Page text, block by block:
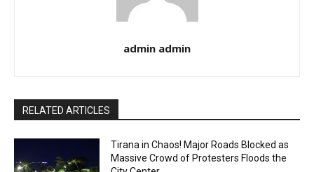
admin admin
RELATED ARTICLES
Tirana in Chaos! Major Roads Blocked as
Massive Crowd of Protesters Floods the